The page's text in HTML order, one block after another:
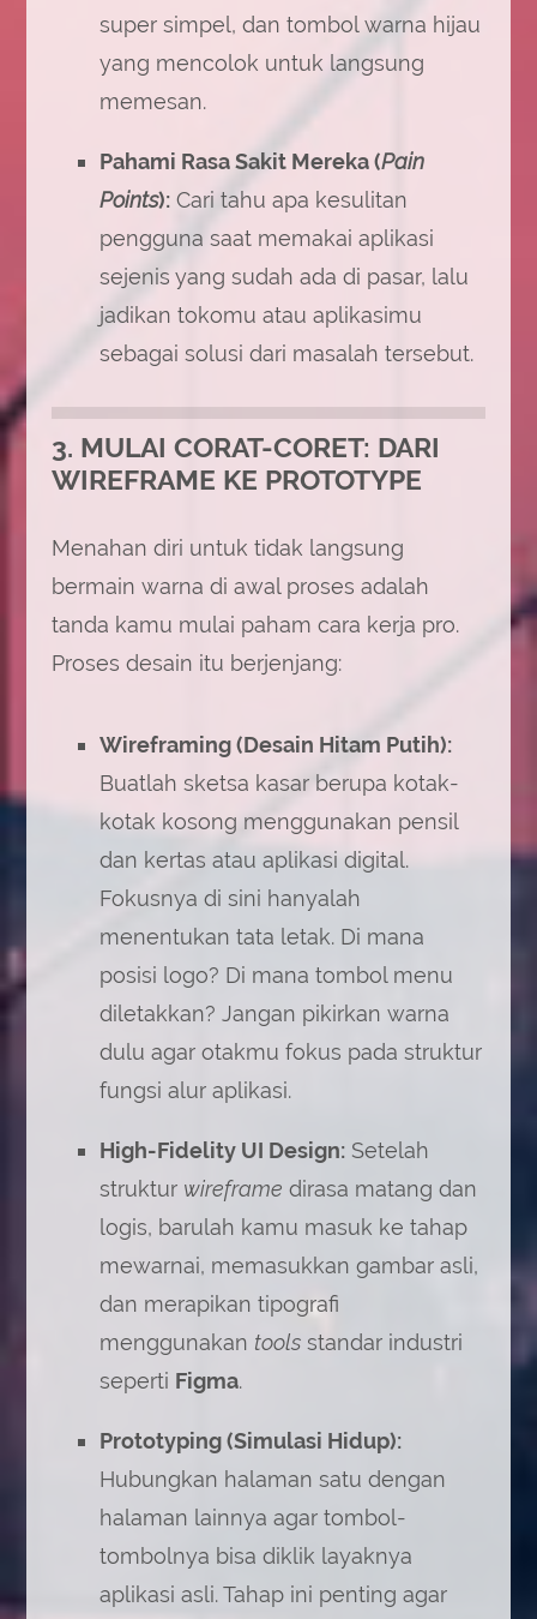
super simpel, dan tombol warna hijau
yang mencolok untuk langsung
memesan.
Pahami Rasa Sakit Mereka (Pain
Points):Cari tahu apa kesulitan
pengguna saat memakai aplikasi
sejenis yang sudah ada di pasar, lalu
jadikan tokomu atau aplikasimu
sebagai solusi dari masalah tersebut.
3. MULAI CORAT-CORET: DARI
WIREFRAME KE PROTOTYPE
Menahan diri untuk tidak langsung
bermain warna di awal proses adalah
tanda kamu mulai paham cara kerja pro.
Proses desain itu berjenjang:
Wireframing (Desain Hitam Putih):
Buatlah sketsa kasar berupa kotak-
kotak kosong menggunakan pensil
dan kertas atau aplikasi digital.
Fokusnya di sini hanyalah
menentukan tata letak. Di mana
posisi logo? Di mana tombol menu
diletakkan? Jangan pikirkan warna
dulu agar otakmu fokus pada struktur
fungsi alur aplikasi.
High-Fidelity UI Design:Setelah
struktur wireframe dirasa matang dan
logis, barulah kamu masuk ke tahap
mewarnai, memasukkan gambar asli,
dan merapikan tipografi
menggunakan toolsstandar industri
seperti Figma.
Prototyping (Simulasi Hidup):
Hubungkan halaman satu dengan
halaman lainnya agar tombol-
tombolnya bisa diklik layaknya
aplikasi asli. Tahap ini penting agar